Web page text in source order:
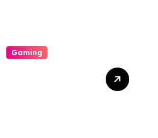
Gaming